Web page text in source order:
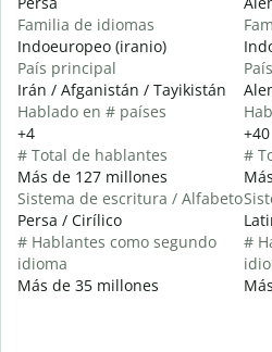
Familia de idiomas
Indoeuropeo (iranio)
País principal
Irán / Afganistán / Tayikistán
Hablado en # países
+4
# Total de hablantes
Más de 127 millones
Sistema de escritura / Alfabeto
Persa / Cirílico
# Hablantes como segundo
idioma
Más de 35 millones
+40
#
#